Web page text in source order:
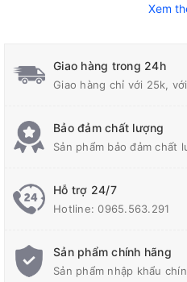
Xem
Giao hàng trong 24h
Giao hàng chỉ với 25k,
Bảo đảm chất lượng
Sản phẩm bảo đảm chất
Hỗ trợ 24/7
Hotline:0965.563.291
Sản phẩm chính hãng
Sản phẩm nhập khẩu